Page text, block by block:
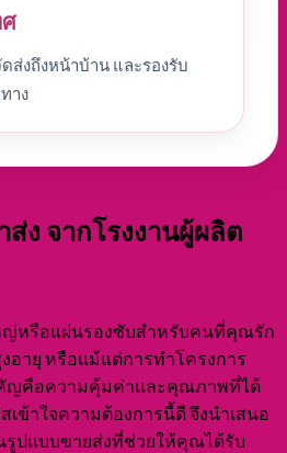
ส่งถึงหน้าบ้าน และรองรับ
าง
ง จากโรงงานผู้ผลิต
ญ่หรือแผ่นรองซับสำหรับคนที่คุณรัก
อายุ หรือแม้แต่การทำโครงการ
คัญคือความคุ้มค่าและคุณภาพที่ได้
เข้าใจความต้องการนี้ดี จึงนำเสนอ
รูปแบบขายส่งที่ช่วยให้คุณได้รับ